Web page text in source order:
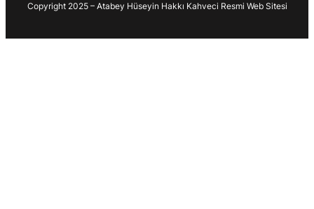
Copyright 2025 – Atabey Hüseyin Hakkı Kahveci Resmi Web Sitesi